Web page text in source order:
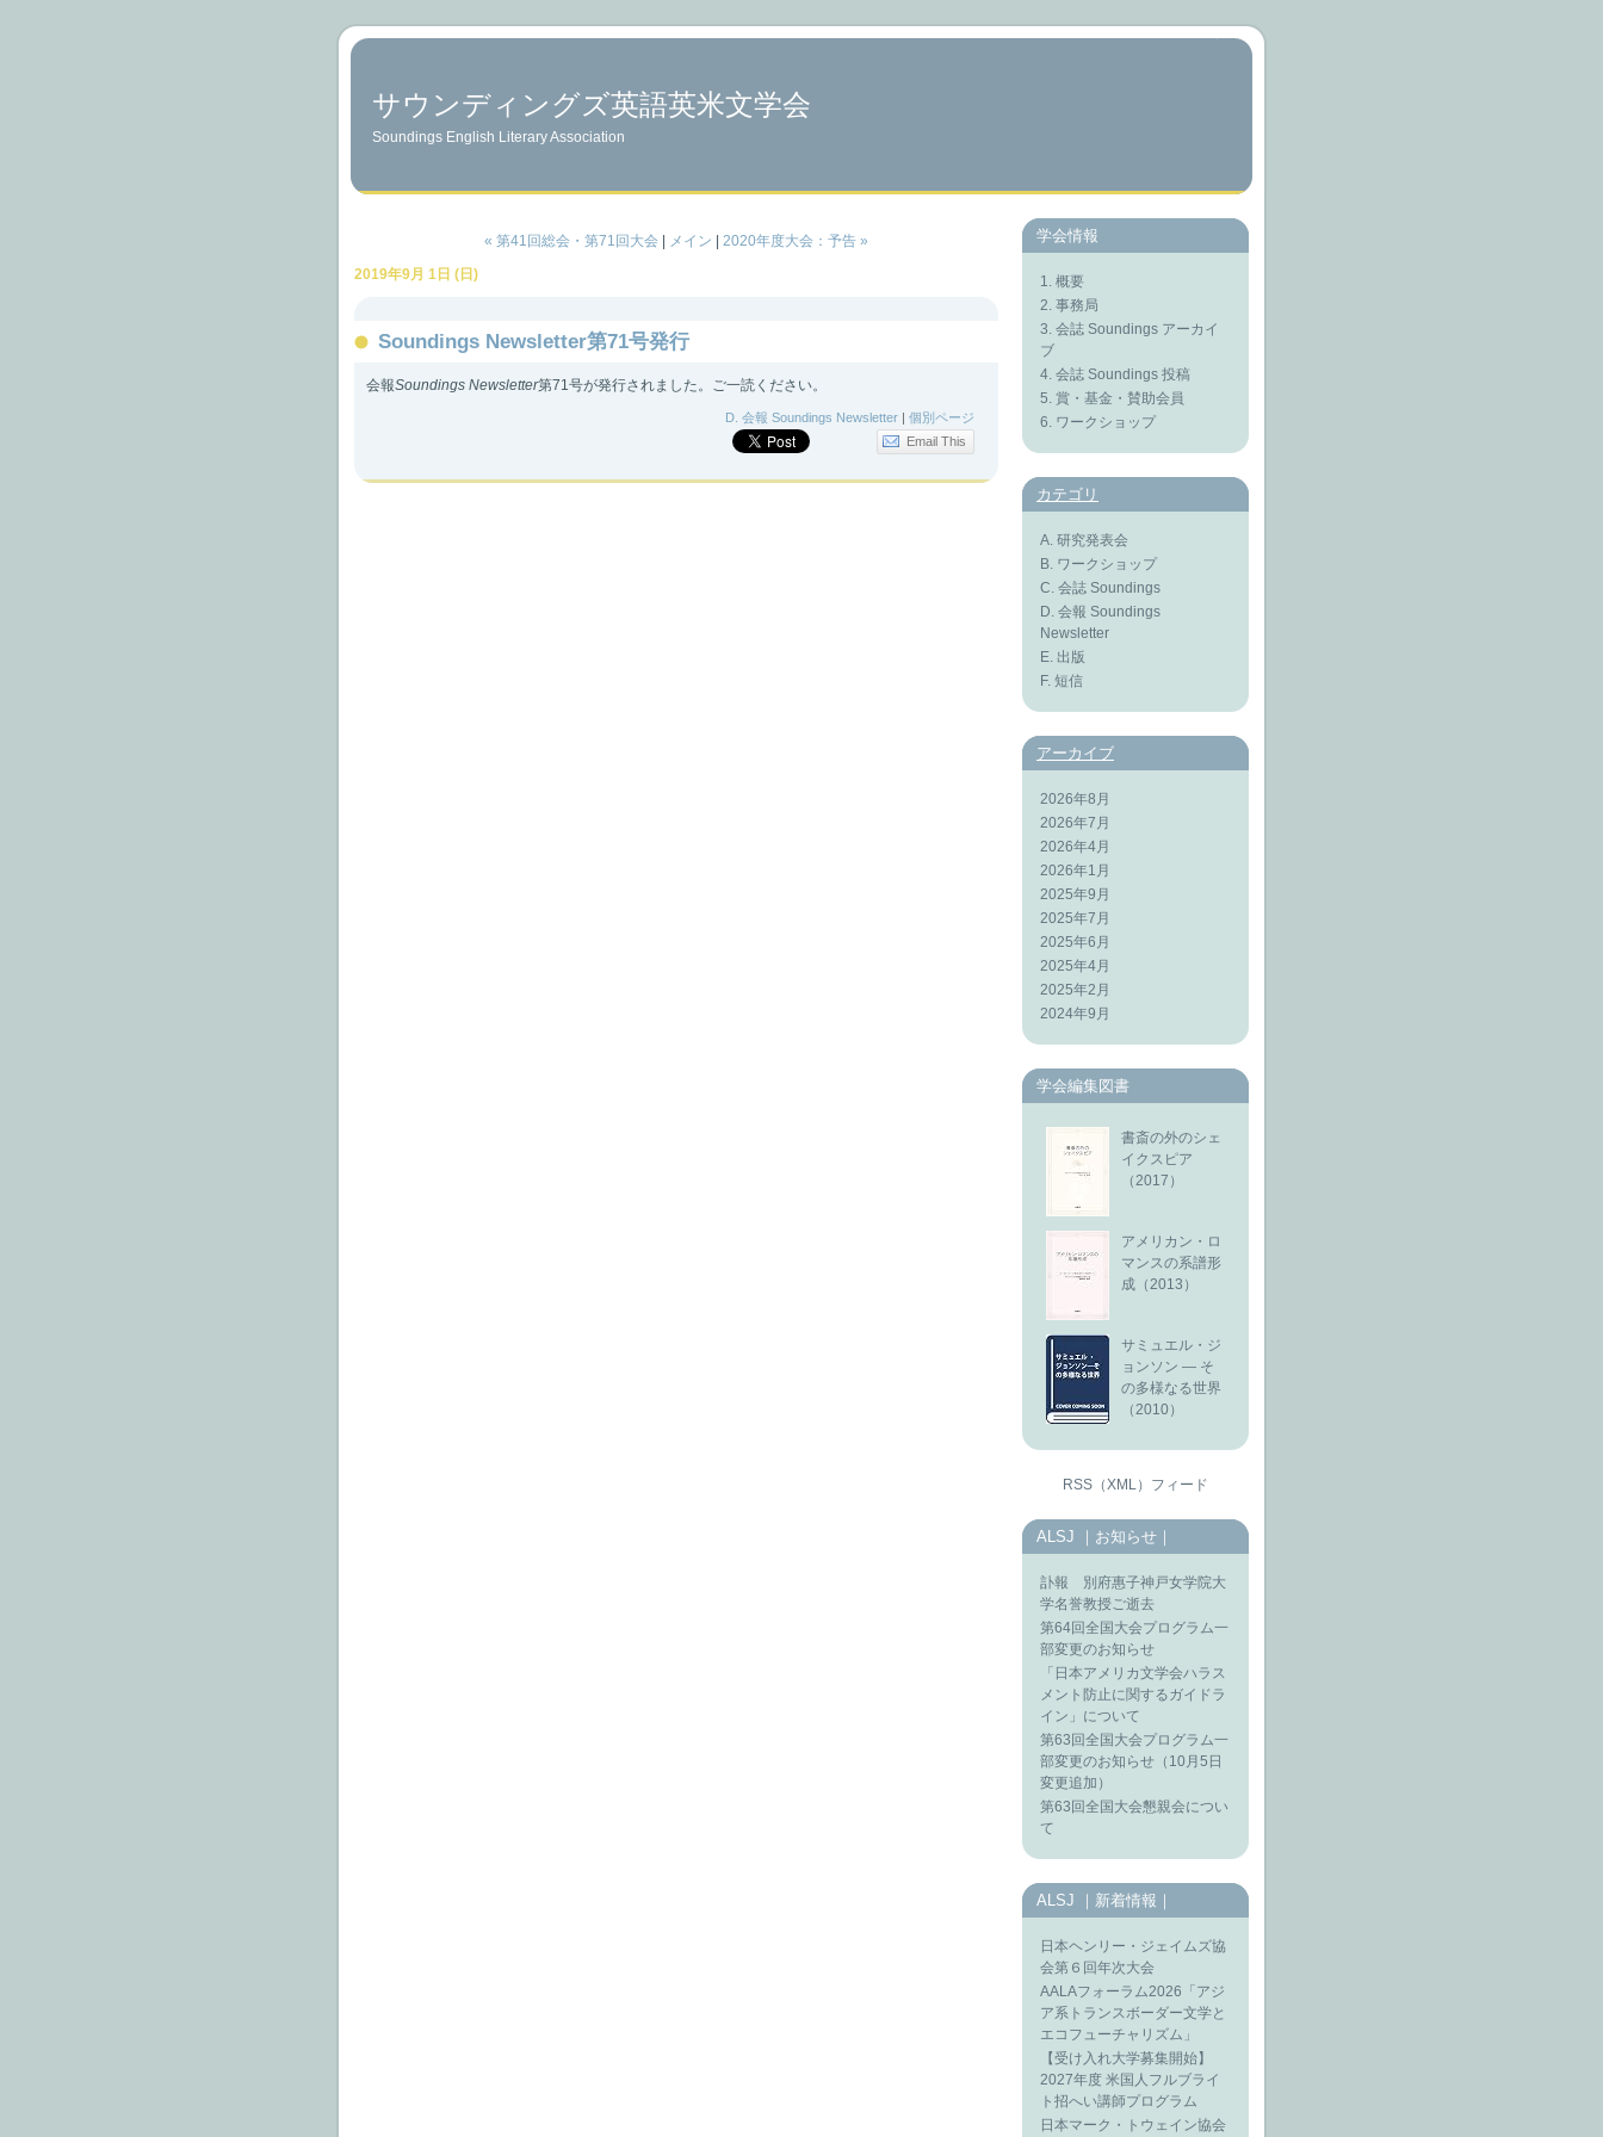
サウンディングズ英語英米文学会
Soundings English Literary Association
« 第41回総会・第71回大会 メイン
2020年度大会：予告 »
2019年9月 1日 (日)
Soundings Newsletter第71号発行
会報Soundings Newsletter第71号が発行されました。ご一読ください。
D. 会報 Soundings Newsletter | 個別ページ
Email This
学会情報
1. 概要
2. 事務局
3. 会誌 Soundings アーカイ
ブ
4. 会誌 Soundings 投稿
5. 賞・基金・賛助会員
6. ワークショップ
カテゴリ
A. 研究発表会
B. ワークショップ
C. 会誌 Soundings
D. 会報 Soundings
Newsletter
E. 出版
F. 短信
アーカイブ
2026年8月
2026年7月
2026年4月
2026年1月
2025年9月
2025年7月
2025年6月
2025年4月
2025年2月
2024年9月
学会編集図書
書斎の外のシェ
イクスピア
（2017）
アメリカン・ロ
マンスの系譜形
成（2013）
サミュエル・ジ
ョンソン ― そ
の多様なる世界
（2010）
RSS（XML）フィード
ALSJ ｜お知らせ｜
訃報 別府惠子神戸女学院大
学名誉教授ご逝去
第64回全国大会プログラム一
部変更のお知らせ
「日本アメリカ文学会ハラス
メント防止に関するガイドラ
イン」について
第63回全国大会プログラム一
部変更のお知らせ（10月5日
変更追加）
第63回全国大会懇親会につい
て
ALSJ ｜新着情報｜
日本ヘンリー・ジェイムズ協
会第６回年次大会
AALAフォーラム2026「アジ
ア系トランスボーダー文学と
エコフューチャリズム」
【受け入れ大学募集開始】
2027年度 米国人フルブライ
ト招へい講師プログラム
日本マーク・トウェイン協会